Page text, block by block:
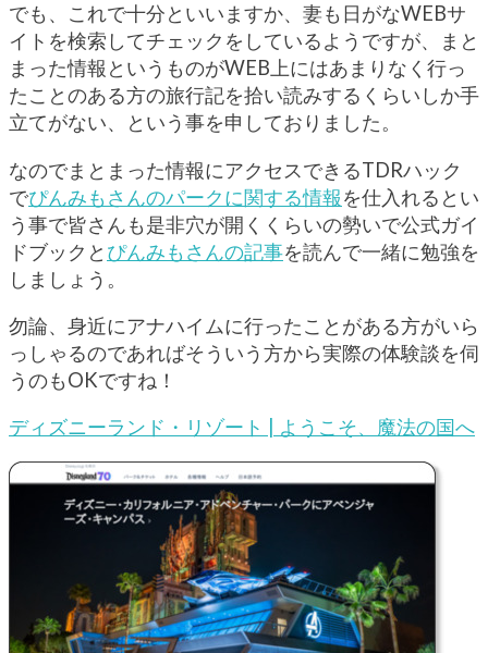
でも、これで十分といいますか、妻も日がなWEBサ
イトを検索してチェックをしているようですが、まと
まった情報というものがWEB上にはあまりなく行っ
たことのある方の旅行記を拾い読みするくらいしか手
立てがない、という事を申しておりました。
なのでまとまった情報にアクセスできるTDRハック
でぴんみもさんのパークに関する情報を仕入れるとい
う事で皆さんも是非穴が開くくらいの勢いで公式ガイ
ドブックと ぴんみもさんの記事を読んで一緒に勉強を
しましょう。
勿論、身近にアナハイムに行ったことがある方がいら
っしゃるのであればそういう方から実際の体験談を伺
うのもOKですね！
ディズニーランド・リゾート | ようこそ、魔法の国へ